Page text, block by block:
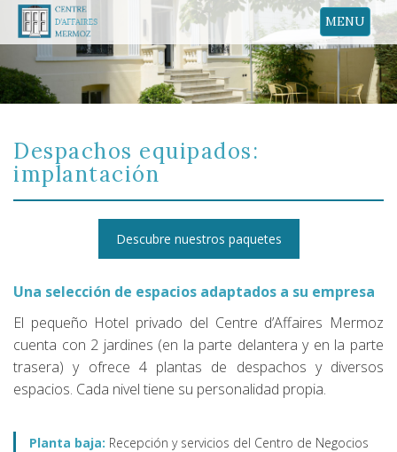
MENU
Despachos equipados:
implantación
Descubre nuestros paquetes
Una selección de espacios adaptados a su empresa
El pequeño Hotel privado del Centre d’Affaires Mermoz
cuenta con 2 jardines (en la parte delantera y en la parte
trasera) y ofrece 4 plantas de despachos y diversos
espacios. Cada nivel tiene su personalidad propia.
Planta baja: Recepción y servicios del Centro de Negocios